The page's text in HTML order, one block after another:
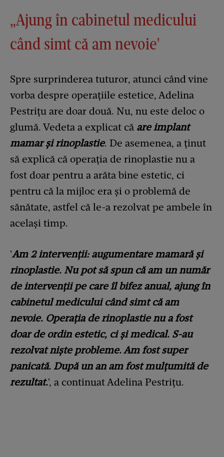
„Ajung în cabinetul medicului
când simt că am nevoie'
Spre surprinderea tuturor, atunci când vine
vorba despre operațiile estetice, Adelina
Pestrițu are doar două. Nu, nu este deloc o
glumă. Vedeta a explicat că are implant
mamar și rinoplastie. De asemenea, a ținut
să explică că operația de rinoplastie nu a
fost doar pentru a arăta bine estetic, ci
pentru că la mijloc era și o problemă de
sănătate, astfel că le-a rezolvat pe ambele în
același timp.
'Am 2 intervenții: augumentare mamară și
rinoplastie. Nu pot să spun că am un număr
de intervenții pe care îl bifez anual, ajung în
cabinetul medicului când simt că am
nevoie. Operația de rinoplastie nu a fost
doar de ordin estetic, ci și medical. S-au
rezolvat niște probleme. Am fost super
panicată. După un an am fost mulțumită de
rezultat.', a continuat Adelina Pestrițu.